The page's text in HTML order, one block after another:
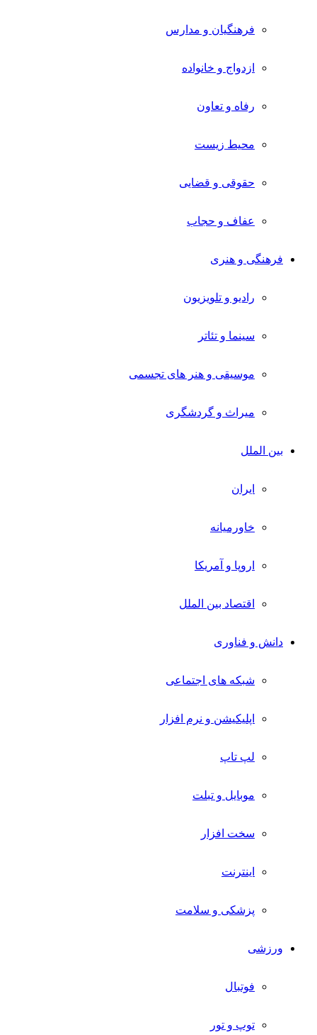
فرهنگیان و مدارس
ازدواج و خانواده
رفاه و تعاون
محیط زیست
حقوقی و قضایی
عفاف و حجاب
فرهنگی و هنری
رادیو و تلویزیون
سینما و تئاتر
موسیقی و هنر های تجسمی
میراث و گردشگری
بین الملل
ایران
خاورمیانه
اروپا و آمریکا
اقتصاد بین الملل
دانش و فناوری
شبکه های اجتماعی
اپلیکیشن و نرم افزار
لپ تاپ
موبایل و تبلت
سخت افزار
اینترنت
پزشکی و سلامت
ورزشی
فوتبال
توپ و تور